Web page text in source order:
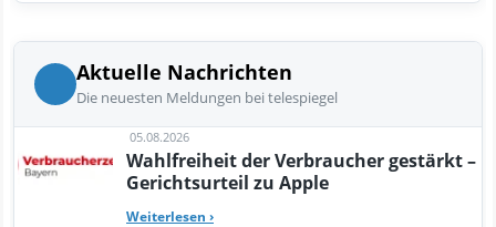
Aktuelle Nachrichten
Die neuesten Meldungen bei telespiegel
05.08.2026
Wahlfreiheit der Verbraucher gestärkt –
Gerichtsurteil zu Apple
Weiterlesen ›